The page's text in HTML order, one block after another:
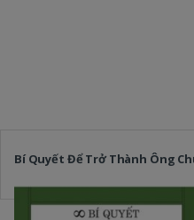
Bí Quyết Để Trở Thành Ông